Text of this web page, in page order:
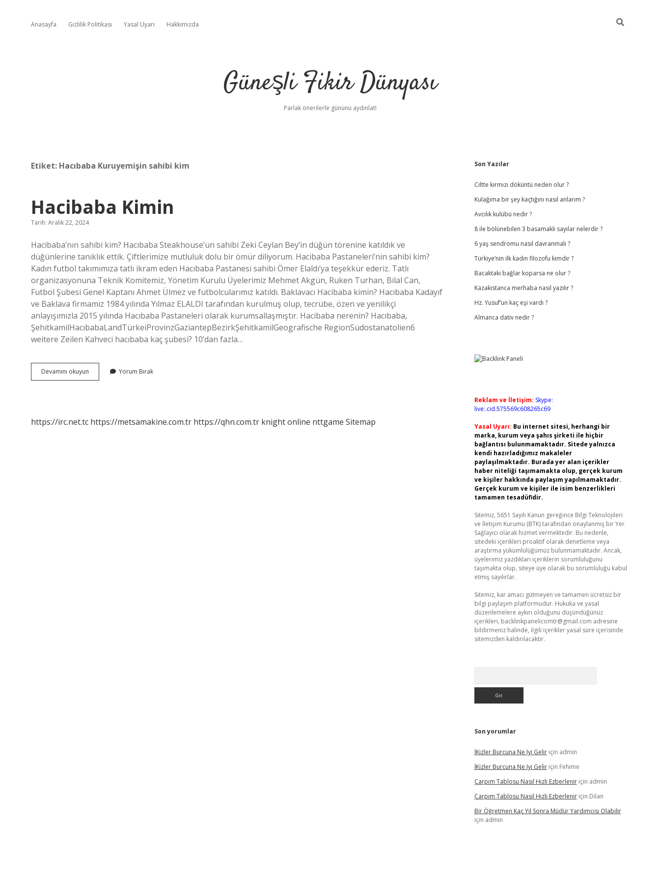
Anasayfa Gizlilik Politikası Yasal Uyarı Hakkımızda
Güneşli Fikir Dünyası
Parlak önerilerle gününü aydınlat!
Etiket: Hacıbaba Kuruyemişin sahibi kim
Hacibaba Kimin
Tarih: Aralık 22, 2024
Hacibaba’nın sahibi kim? Hacıbaba Steakhouse’un sahibi Zeki Ceylan Bey’in düğün törenine katıldık ve
düğünlerine tanıklık ettik. Çiftlerimize mutluluk dolu bir ömür diliyorum. Hacibaba Pastaneleri’nin sahibi kim?
Kadın futbol takımımıza tatlı ikram eden Hacıbaba Pastanesi sahibi Ömer Elaldı’ya teşekkür ederiz. Tatlı
organizasyonuna Teknik Komitemiz, Yönetim Kurulu Üyelerimiz Mehmet Akgün, Ruken Turhan, Bilal Can,
Futbol Şubesi Genel Kaptanı Ahmet Ülmez ve futbolcularımız katıldı. Baklavacı Hacibaba kimin? Hacıbaba Kadayıf
ve Baklava firmamız 1984 yılında Yılmaz ELALDI tarafından kurulmuş olup, tecrübe, özen ve yenilikçi
anlayışımızla 2015 yılında Hacıbaba Pastaneleri olarak kurumsallaşmıştır. Hacibaba nerenin? Hacıbaba,
ŞehitkamilHacıbabaLandTürkeiProvinzGaziantepBezirkŞehitkamilGeografische RegionSüdostanatolien6
weitere Zeilen Kahveci hacıbaba kaç şubesi? 10’dan fazla…
Devamını okuyun Hacibaba
Kimin
Yorum Bırak
https://irc.net.tc https://metsamakine.com.tr https://qhn.com.tr knight online nttgame Sitemap
Sidebar
Son Yazılar
Ciltte kırmızı döküntü neden olur ?
Kulağıma bir şey kaçtığını nasıl anlarım ?
Avcılık kulübü nedir ?
8 ile bölünebilen 3 basamaklı sayılar nelerdir ?
6 yaş sendromu nasıl davranmalı ?
Türkiye’nin ilk kadın filozofu kimdir ?
Bacaktaki bağlar koparsa ne olur ?
Kazakistanca merhaba nasıl yazılır ?
Hz. Yusuf’un kaç eşi vardı ?
Almanca dativ nedir ?
Reklam ve İletişim: Skype:
live:.cid.575569c608265c69
Yasal Uyarı: Bu internet sitesi, herhangi bir
marka, kurum veya şahıs şirketi ile hiçbir
bağlantısı bulunmamaktadır. Sitede yalnızca
kendi hazırladığımız makaleler
paylaşılmaktadır. Burada yer alan içerikler
haber niteliği taşımamakta olup, gerçek kurum
ve kişiler hakkında paylaşım yapılmamaktadır.
Gerçek kurum ve kişiler ile isim benzerlikleri
tamamen tesadüfidir.
Sitemiz, 5651 Sayılı Kanun gereğince Bilgi Teknolojileri
ve İletişim Kurumu (BTK) tarafından onaylanmış bir Yer
Sağlayıcı olarak hizmet vermektedir. Bu nedenle,
sitedeki içerikleri proaktif olarak denetleme veya
araştırma yükümlülüğümüz bulunmamaktadır. Ancak,
üyelerimiz yazdıkları içeriklerin sorumluluğunu
taşımakta olup, siteye üye olarak bu sorumluluğu kabul
etmiş sayılırlar.
Sitemiz, kar amacı gütmeyen ve tamamen ücretsiz bir
bilgi paylaşım platformudur. Hukuka ve yasal
düzenlemelere aykırı olduğunu düşündüğünüz
içerikleri, backlinkpanelicomtr@gmail.com adresine
bildirmeniz halinde, ilgili içerikler yasal süre içerisinde
sitemizden kaldırılacaktır.
Son yorumlar
İKizler Burcuna Ne Iyi Geliriçin admin
İKizler Burcuna Ne Iyi Geliriçin Fehime
Çarpım Tablosu Nasıl Hızlı Ezberleniriçin admin
Çarpım Tablosu Nasıl Hızlı Ezberleniriçin Dilan
Bir Öğretmen Kaç Yıl Sonra Müdür Yardımcısı Olabilir
için admin
ilbethiltonbet